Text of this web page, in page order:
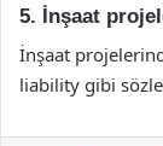
5. İnşaat
İnşaat
liability gibi